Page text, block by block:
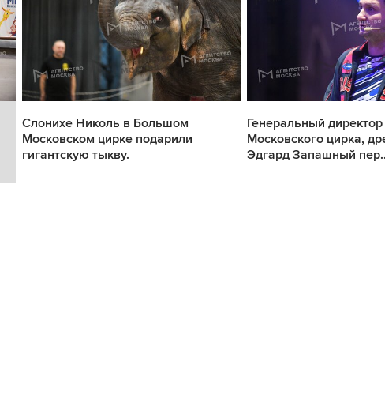
Слонихе Николь в Большом
Московском цирке подарили
гигантскую тыкву.
Генеральный
Московского цирка,
Эдгард Запашный